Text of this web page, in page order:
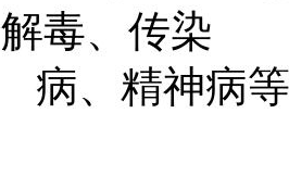
解毒、传染
病、精神病